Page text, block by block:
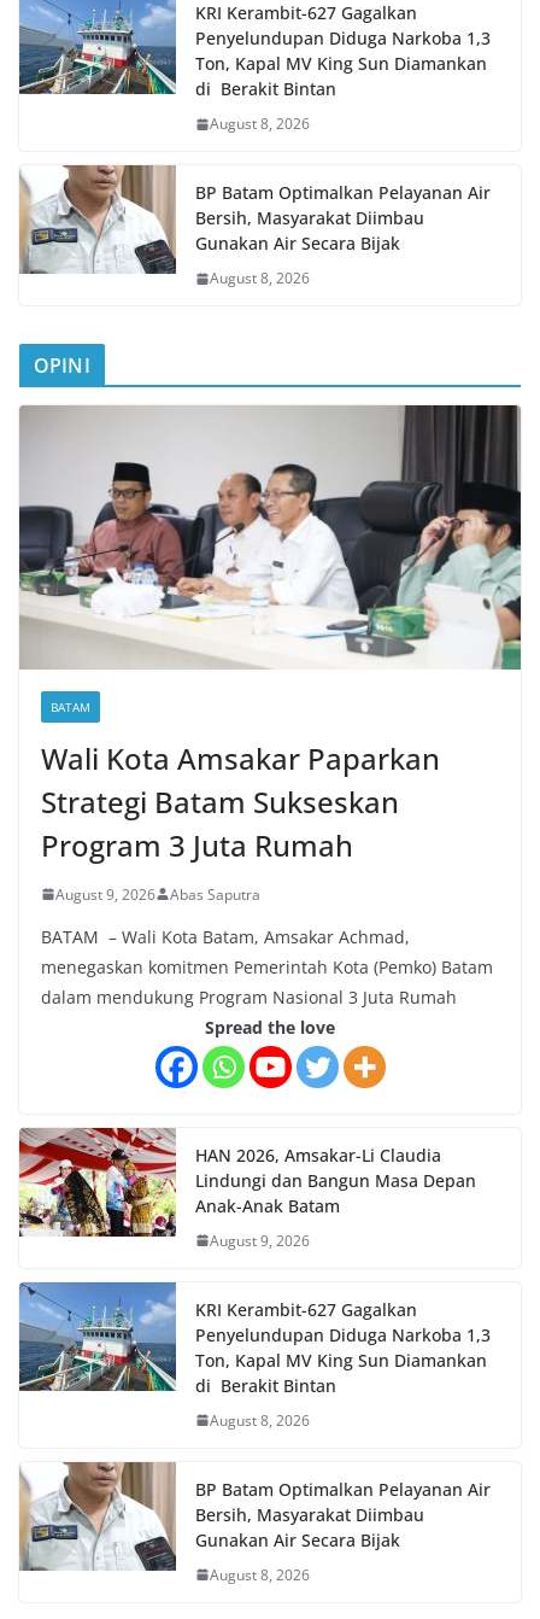
KRI Kerambit-627 Gagalkan
Penyelundupan Diduga Narkoba 1,3
Ton, Kapal MV King Sun Diamankan
di Berakit Bintan
August 8, 2026
BP Batam Optimalkan Pelayanan Air
Bersih, Masyarakat Diimbau
Gunakan Air Secara Bijak
August 8, 2026
OPINI
BATAM
Wali Kota Amsakar Paparkan
Strategi Batam Sukseskan
Program 3 Juta Rumah
August 9, 2026 Abas Saputra
BATAM – Wali Kota Batam, Amsakar Achmad,
menegaskan komitmen Pemerintah Kota (Pemko) Batam
dalam mendukung Program Nasional 3 Juta Rumah
Spread the love
HAN 2026, Amsakar-Li Claudia
Lindungi dan Bangun Masa Depan
Anak-Anak Batam
August 9, 2026
KRI Kerambit-627 Gagalkan
Penyelundupan Diduga Narkoba 1,3
Ton, Kapal MV King Sun Diamankan
di Berakit Bintan
August 8, 2026
BP Batam Optimalkan Pelayanan Air
Bersih, Masyarakat Diimbau
Gunakan Air Secara Bijak
August 8, 2026